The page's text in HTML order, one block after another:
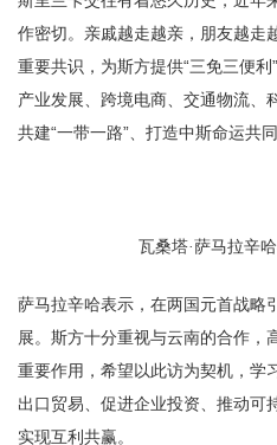
作密切。亲戚越走越亲，朋友越走
重要共识，为斯方提供“三免三便
产业发展、跨境电商、交通物流、
共建“一带一路”、打造中斯命运共
瓦桑塔·萨马拉辛
萨马拉辛哈表示，在两国元首战略
展。斯方十分重视与云南的合作，
重要作用，希望以此访为契机，学
出口贸易、促进企业投资、推动可
实现互利共赢。